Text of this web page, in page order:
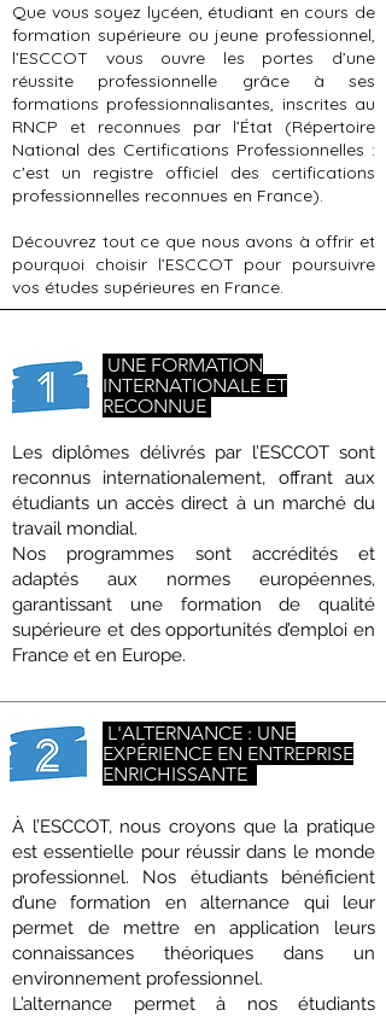
Que vous soyez lycéen, étudiant en cours de
formation supérieure ou jeune professionnel,
l’ESCCOT vous ouvre les portes d’une
réussite professionnelle grâce à ses
formations professionnalisantes, inscrites au
RNCP et reconnues par l’État (Répertoire
National des Certifications Professionnelles :
c'est un registre officiel des certifications
professionnelles reconnues en France).
Découvrez tout ce que nous avons à offrir et
pourquoi choisir l’ESCCOT pour poursuivre
vos études supérieures en France.
UNE FORMATION
INTERNATIONALE ET
RECONNUE
Les diplômes délivrés par l’ESCCOT sont
reconnus internationalement, offrant aux
étudiants un accès direct à un marché du
travail mondial.
Nos programmes sont accrédités et
adaptés aux normes européennes,
garantissant une formation de qualité
supérieure et des opportunités d’emploi en
France et en Europe.
L'ALTERNANCE : UNE
EXPÉRIENCE EN ENTREPRISE
ENRICHISSANTE
À l’ESCCOT, nous croyons que la pratique
est essentielle pour réussir dans le monde
professionnel. Nos étudiants bénéficient
d’une formation en alternance qui leur
permet de mettre en application leurs
connaissances théoriques dans un
environnement professionnel.
L’alternance permet à nos étudiants